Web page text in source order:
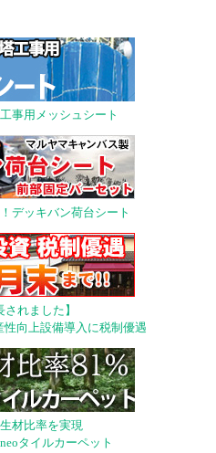
事用メッシュシート
デッキバン荷台シート
されました】
向上設備導入に税制優遇
材比率を実現
タイルカーペット